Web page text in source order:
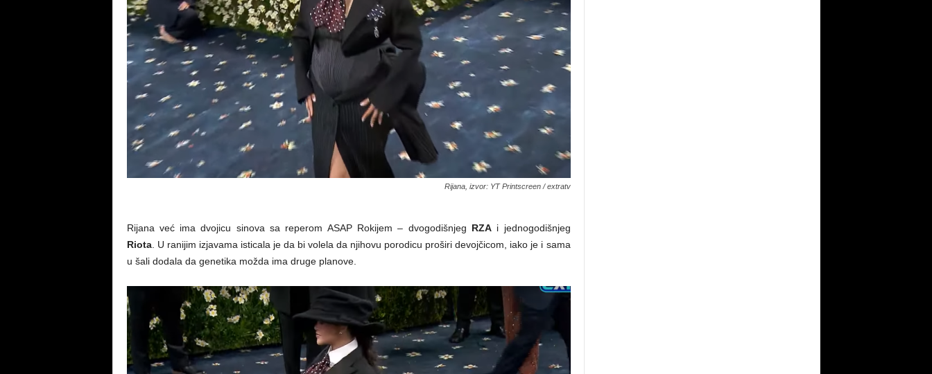
Rijana, izvor: YT Printscreen / extratv
Rijana već ima dvojicu sinova sa reperom ASAP Rokijem – dvogodišnjeg RZAi jednogodišnjeg
Riota. U ranijim izjavama isticala je da bi volela da njihovu porodicu proširi devojčicom, iako je i sama
u šali dodala da genetika možda ima druge planove.